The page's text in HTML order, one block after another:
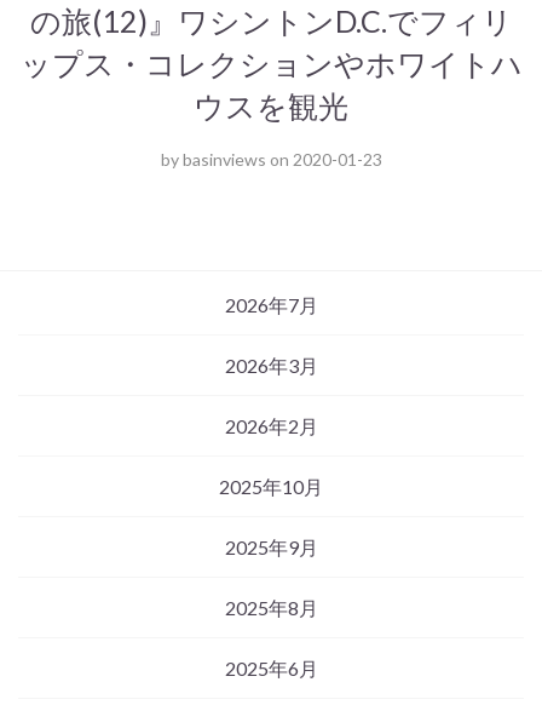
の旅(12)』ワシントンD.C.でフィリ
ップス・コレクションやホワイトハ
ウスを観光
bybasinviews on 2020-01-23
2026年7月
2026年3月
2026年2月
2025年10月
2025年9月
2025年8月
2025年6月